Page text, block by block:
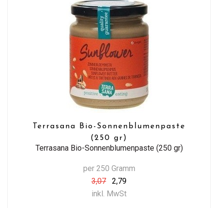
Terrasana Bio-Sonnenblumenpaste
(250 gr)
Terrasana Bio-Sonnenblumenpaste (250 gr)
per 250 Gramm
3,07
2,79
inkl. MwSt